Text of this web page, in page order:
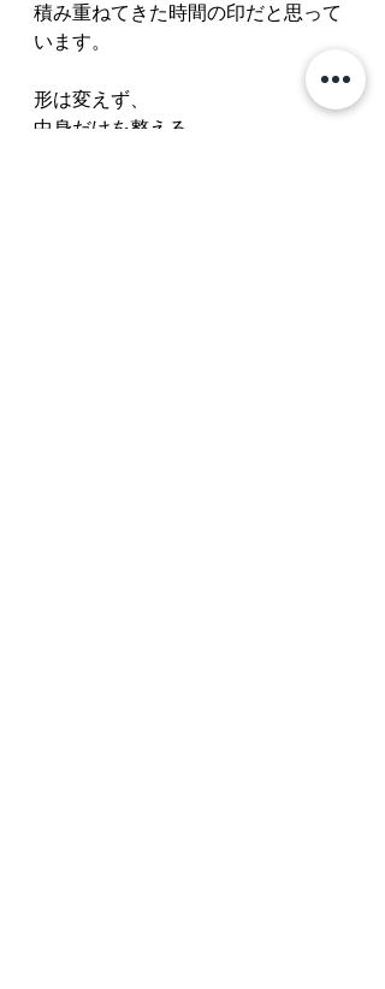
積み重ねてきた時間の印だと思って
います。
形は変えず、
中身だけを整える。